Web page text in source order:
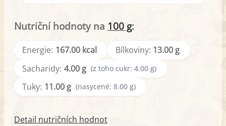
Nutriční hodnoty na 100 g:
Energie: 167.00 kcal Bílkoviny: 13.00 g
Sacharidy: 4.00 g (z toho cukr: 4.00 g)
Tuky: 11.00 g (nasycené: 8.00 g)
Detail nutričních hodnot